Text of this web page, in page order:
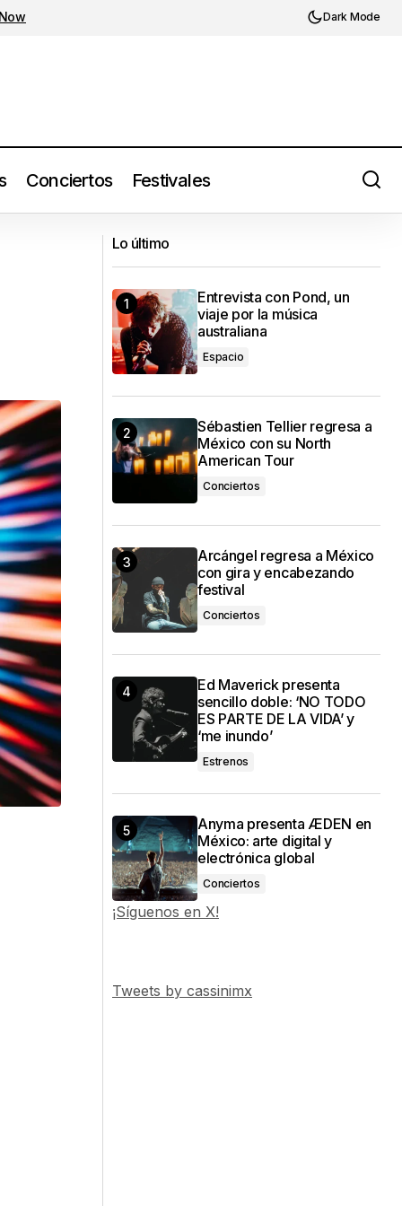
Dark Mode
Conciertos Festivales
del set en The Liquid Room
Lo último
Entrevista con Pond, un
viaje por la música
australiana
Espacio
Sébastien Tellier regresa a
México con su North
American Tour
Conciertos
Arcángel regresa a México
con gira y encabezando
festival
Conciertos
Ed Maverick presenta
sencillo doble: ‘NO TODO
ES PARTE DE LA VIDA’ y
‘me inundo’
Estrenos
Anyma presenta ÆDEN en
México: arte digital y
electrónica global
Conciertos
¡Síguenos en X!
Tweets by cassinimx